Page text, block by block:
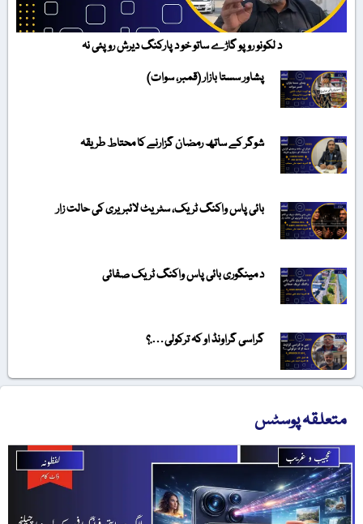
د لکونو روپو گاڑے ساتو خو د پارکنگ دیرش روپئی نہ
پشاور سستا بازار (قمبر، سوات)
شوگر کے ساتھ رمضان گزارنے کا محتاط طریقہ
بائی پاس واکنگ ٹریک، سٹریٹ لائبریری کی حالت زار
د مینگوری بائی پاس واکنگ ٹریک صفائی
گراسی گراونڈ او کہ ترکولی….؟
متعلقہ پوسٹس